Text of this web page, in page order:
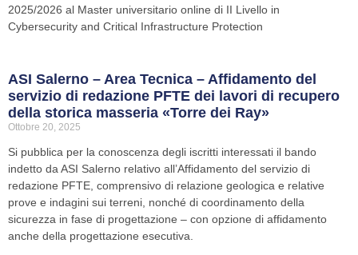
2025/2026 al Master universitario online di II Livello in
Cybersecurity and Critical Infrastructure Protection
ASI Salerno – Area Tecnica – Affidamento del
servizio di redazione PFTE dei lavori di recupero
della storica masseria «Torre dei Ray»
Ottobre 20, 2025
Si pubblica per la conoscenza degli iscritti interessati il bando
indetto da ASI Salerno relativo all’Affidamento del servizio di
redazione PFTE, comprensivo di relazione geologica e relative
prove e indagini sui terreni, nonché di coordinamento della
sicurezza in fase di progettazione – con opzione di affidamento
anche della progettazione esecutiva.